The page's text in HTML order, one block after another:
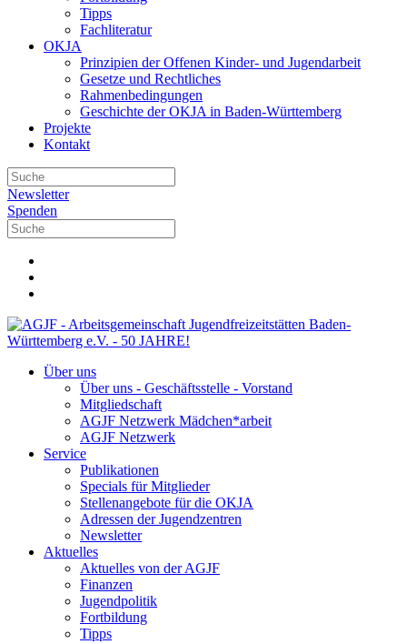
Tipps
Fachliteratur
OKJA
Prinzipien der Offenen Kinder- und Jugendarbeit
Gesetze und Rechtliches
Rahmenbedingungen
Geschichte der OKJA in Baden-Württemberg
Projekte
Kontakt
Newsletter
Spenden
Über uns
Über uns - Geschäftsstelle - Vorstand
Mitgliedschaft
AGJF Netzwerk Mädchen*arbeit
AGJF Netzwerk
Service
Publikationen
Specials für Mitglieder
Stellenangebote für die OKJA
Adressen der Jugendzentren
Newsletter
Aktuelles
Aktuelles von der AGJF
Finanzen
Jugendpolitik
Fortbildung
Tipps